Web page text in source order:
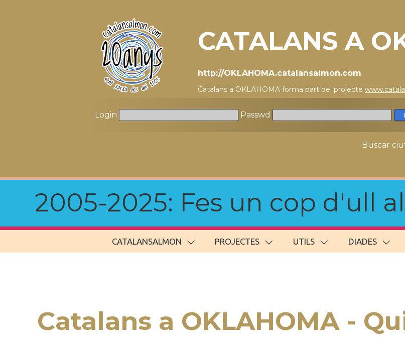
CATALANS A
http://OKLAHOMA.catalansalmon.com
Catalans a OKLAHOMA forma part del projecte
Login Passwd
Buscar
2005-2025: Fes un cop d'ull
CATALANSALMON PROJECTES UTILS DIADES
Catalans a OKLAHOMA -